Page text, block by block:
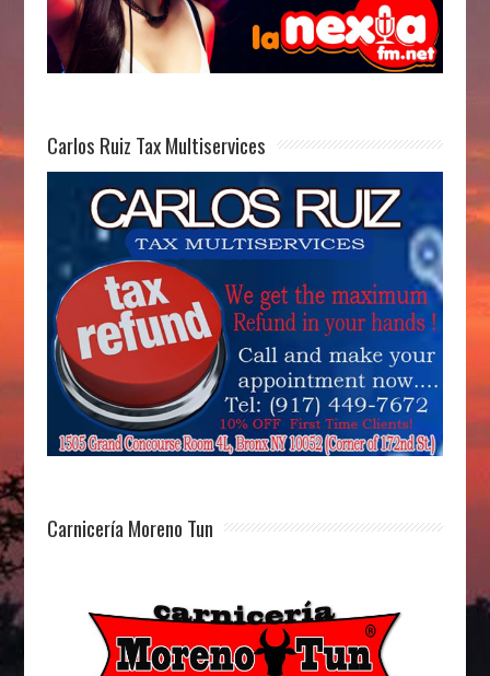
Carlos Ruiz Tax Multiservices
Carnicería Moreno Tun